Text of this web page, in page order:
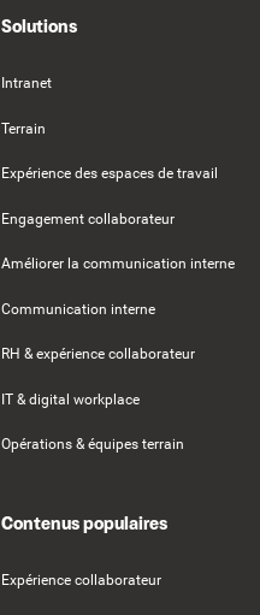
Solutions
Intranet
Terrain
Expérience des espaces de travail
Engagement collaborateur
Améliorer la communication interne
Communication interne
RH & expérience collaborateur
IT & digital workplace
Opérations & équipes terrain
Contenus populaires
Expérience collaborateur